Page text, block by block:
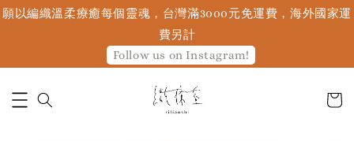
願以編織溫柔療癒每個靈魂，台灣滿3000元免運費，海外國家運
費另計
Follow us on Instagram!